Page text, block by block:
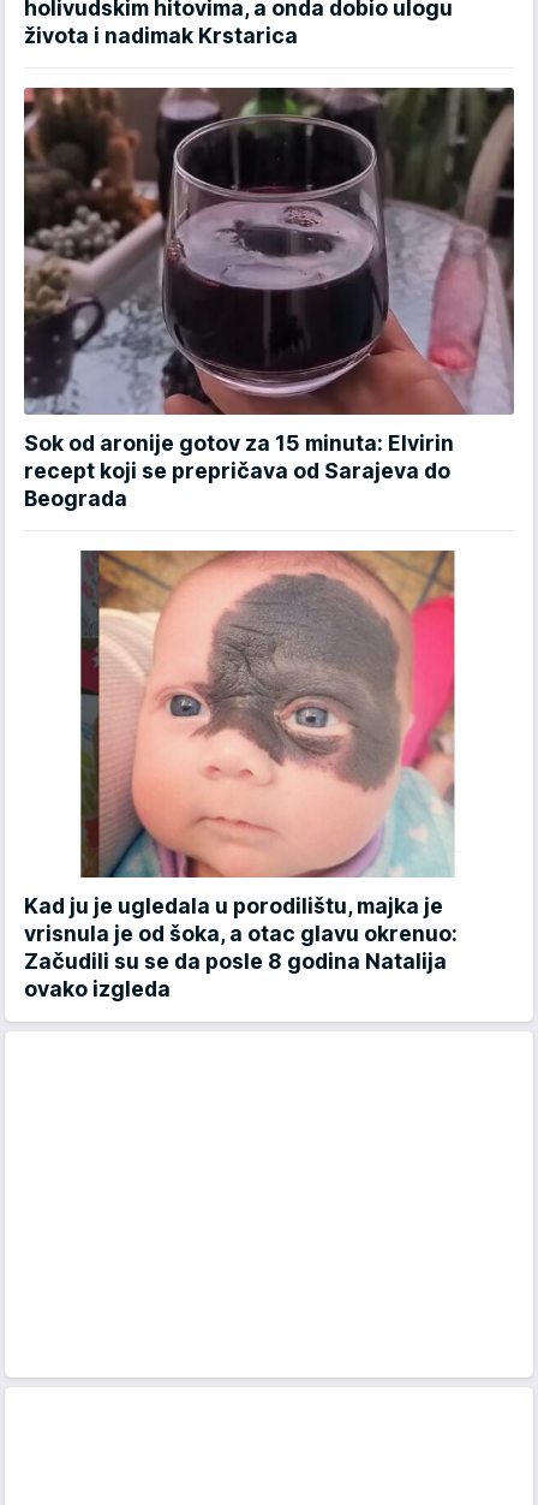
holivudskim hitovima, a onda dobio ulogu
života i nadimak Krstarica
Sok od aronije gotov za 15 minuta: Elvirin
recept koji se prepričava od Sarajeva do
Beograda
Kad ju je ugledala u porodilištu, majka je
vrisnula je od šoka, a otac glavu okrenuo:
Začudili su se da posle 8 godina Natalija
ovako izgleda